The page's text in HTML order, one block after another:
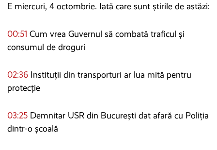
E miercuri, 4 octombrie. Iată care sunt știrile de astăzi:
00:51 Cum vrea Guvernul să combată traficul și
consumul de droguri
02:36 Instituții din transporturi ar lua mită pentru
protecție
03:25 Demnitar USR din București dat afară cu Poliția
dintr-o școală